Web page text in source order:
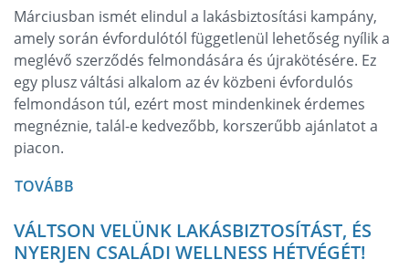
Márciusban ismét elindul a lakásbiztosítási kampány,
amely során évfordulótól függetlenül lehetőség nyílik a
meglévő szerződés felmondására és újrakötésére. Ez
egy plusz váltási alkalom az év közbeni évfordulós
felmondáson túl, ezért most mindenkinek érdemes
megnéznie, talál-e kedvezőbb, korszerűbb ajánlatot a
piacon.
TOVÁBB
VÁLTSON VELÜNK LAKÁSBIZTOSÍTÁST, ÉS
NYERJEN CSALÁDI WELLNESS HÉTVÉGÉT!